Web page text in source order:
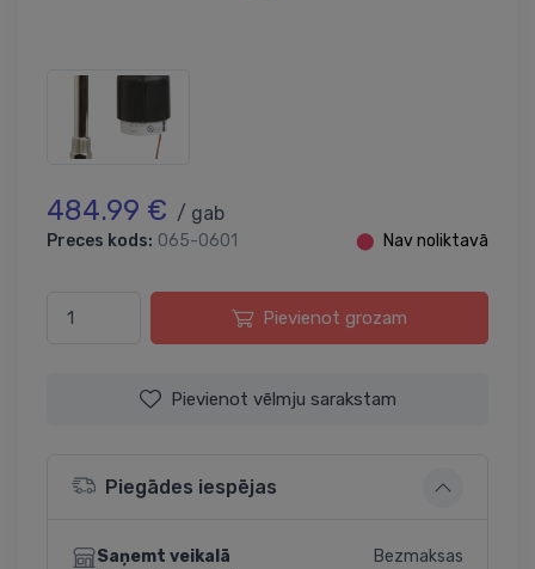
484.99 € / gab
Preces kods: 065-0601 ⬤ Nav noliktavā
Pievienot grozam
Pievienot vēlmju sarakstam
Piegādes iespējas
Saņemt veikalā
Bezmaksas